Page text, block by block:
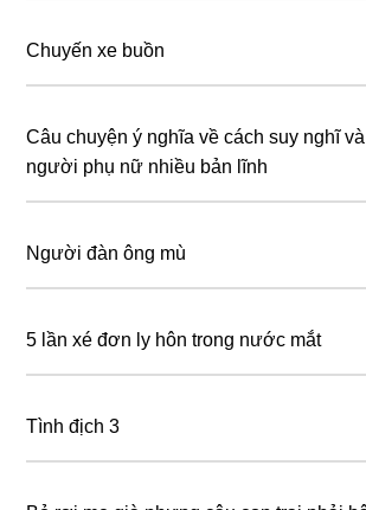
Chuyến xe buồn
Câu chuyện ý nghĩa về cách suy nghĩ
người phụ nữ nhiều bản lĩnh
Người đàn ông mù
5 lần xé đơn ly hôn trong nước mắt
Tình địch 3